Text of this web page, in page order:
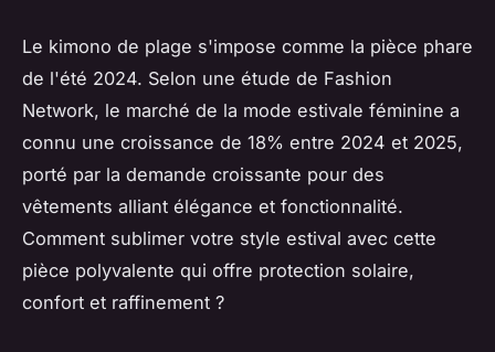
Le kimono de plage s'impose comme la pièce phare
de l'été 2024. Selon une étude de Fashion
Network, le marché de la mode estivale féminine a
connu une croissance de 18% entre 2024 et 2025,
porté par la demande croissante pour des
vêtements alliant élégance et fonctionnalité.
Comment sublimer votre style estival avec cette
pièce polyvalente qui offre protection solaire,
confort et raffinement ?